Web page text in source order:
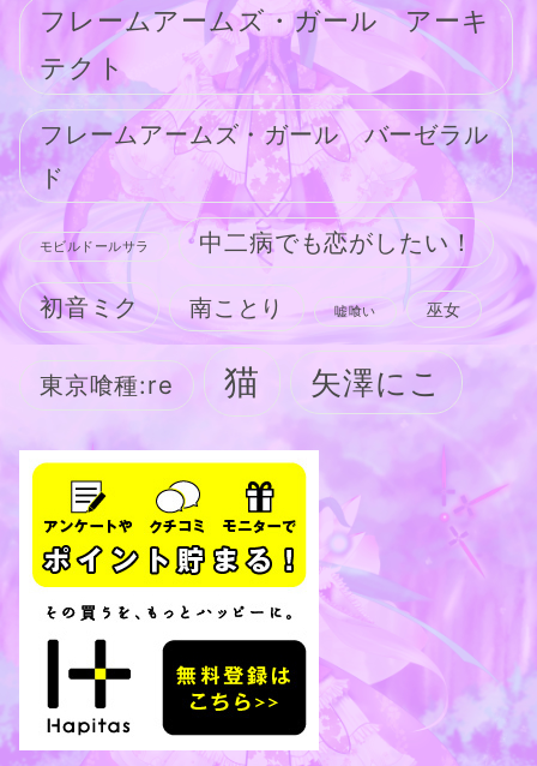
フレームアームズ・ガール アーキ
テクト
フレームアームズ・ガール バーゼラル
ド
モビルドールサラ 中二病でも恋がしたい！
初音ミク 南ことり 嘘喰い 巫女
東京喰種:re 猫 矢澤にこ